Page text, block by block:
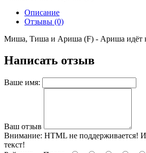
Описание
Отзывы (0)
Миша, Тиша и Ариша (F) - Ариша идёт
Написать отзыв
Ваше имя:
Ваш отзыв
Внимание: HTML не поддерживается!
текст!